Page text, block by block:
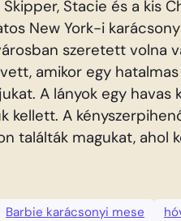
Stacie és a kis
New York-i
szeretett volna
amikor egy
A lányok egy
kellett. A
találták magukat, ahol
Barbie karácsonyi mese